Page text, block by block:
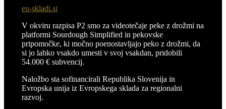
eu-skladi.si
V okviru razpisa P2 smo za videotečaje peke z drožmi na
platformi Sourdough Simplified in pekovske
pripomočke, ki močno poenostavljajo peko z drožmi, da
si jo lahko vsakdo umesti v svoj vsakdan, pridobili
54.000 € subvencij.
Naložbo sta sofinancirali Republika Slovenija in
Evropska unija iz Evropskega sklada za regionalni
razvoj.